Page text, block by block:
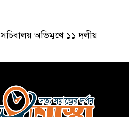
সচিবালয় অভিমুখে ১১ দলীয়
পুলিশ
হাসিনাকে সংবাদমাধ্যমে কথা বলার
সুযোগ দেওয়ায় ঢাকার ক্ষোভ